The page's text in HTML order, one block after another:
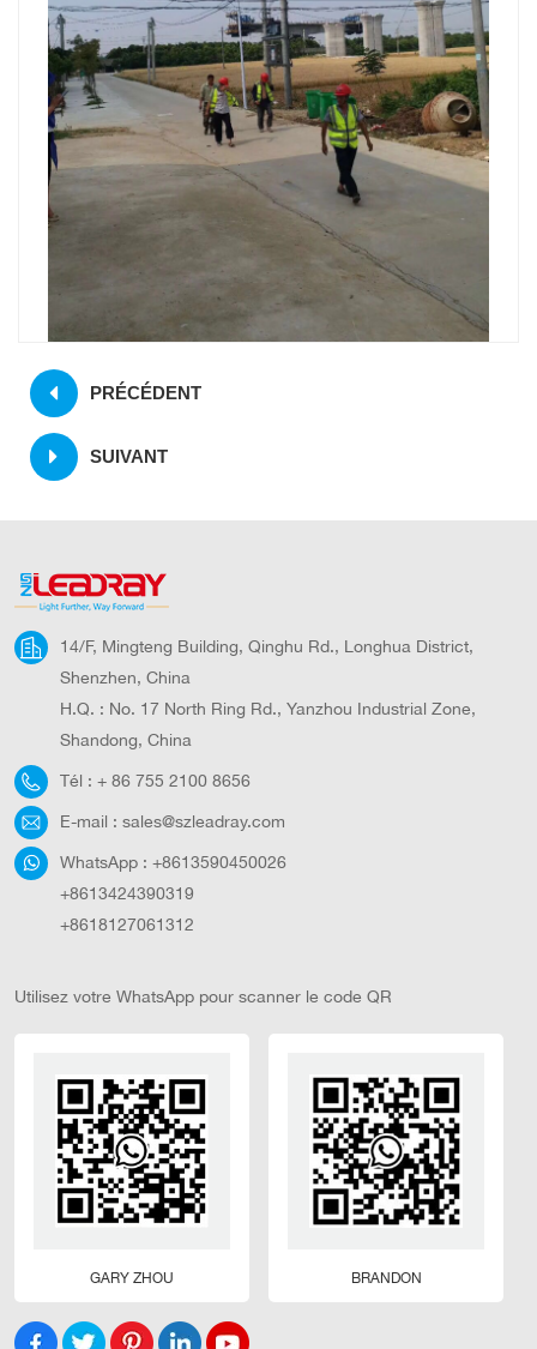
PRÉCÉDENT
SUIVANT
14/F, Mingteng Building, Qinghu Rd., Longhua District,
Shenzhen, China
H.Q. : No. 17 North Ring Rd., Yanzhou Industrial Zone,
Shandong, China
Tél : + 86 755 2100 8656
E-mail : sales@szleadray.com
WhatsApp : +8613590450026
+8613424390319
+8618127061312
Utilisez votre WhatsApp pour scanner le code QR
GARY ZHOU BRANDON